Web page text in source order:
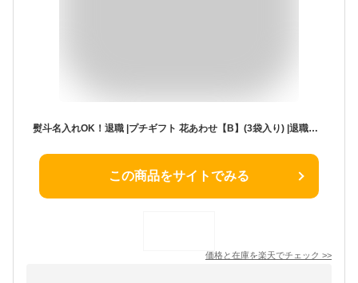
熨斗名入れOK！退職 |プチギフト 花あわせ【B】(3袋入り) |退職用 お菓子 お世話になりました お菓子 御礼 御挨拶 おかき プチギフト せんべい おせんべい 個包装 感謝 お返し あられ お煎餅 和菓子 お礼 京都 かりんとう 和菓子 お手土産 父の日 遅れてごめんね
この商品をサイトでみる
価格と在庫を楽天でチェック >>